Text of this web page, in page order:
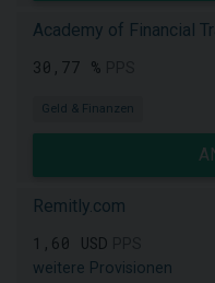
Academy of Financial
30,77 %
Geld & Finanzen
Remitly.com
1,60 USD
weitere Provisionen